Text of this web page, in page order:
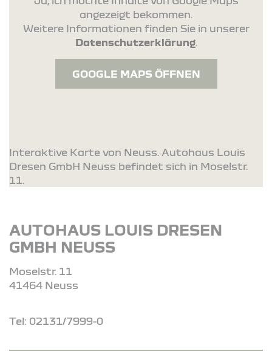
angezeigt bekommen.
Weitere Informationen finden Sie in unserer
Datenschutzerklärung.
GOOGLE MAPS ÖFFNEN
Interaktive Karte von Neuss. Autohaus Louis
Dresen GmbH Neuss befindet sich in Moselstr.
11.
AUTOHAUS LOUIS DRESEN
GMBH NEUSS
Moselstr. 11
41464 Neuss
Tel: 02131/7999-0